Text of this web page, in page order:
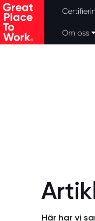
Om oss
Här har vi